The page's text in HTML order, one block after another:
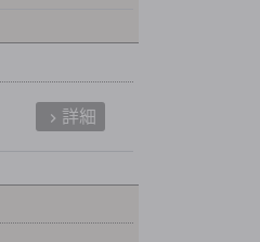
詳細